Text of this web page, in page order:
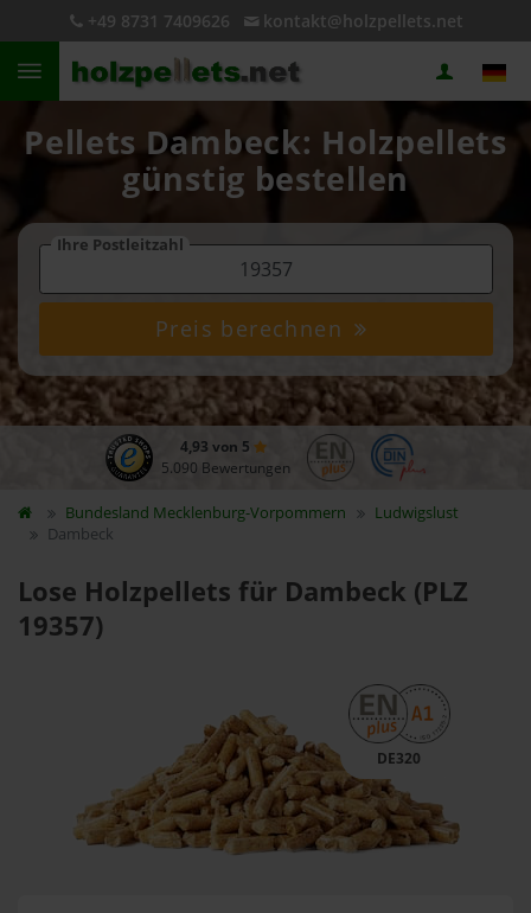
+49 8731 7409626 kontakt@holzpellets.net
Pellets Dambeck: Holzpellets
günstig bestellen
Ihre Postleitzahl
Preis berechnen
4,93 von 5
5.090 Bewertungen
Bundesland Mecklenburg-Vorpommern
Ludwigslust
Dambeck
Lose Holzpellets für Dambeck (PLZ
19357)
DE320